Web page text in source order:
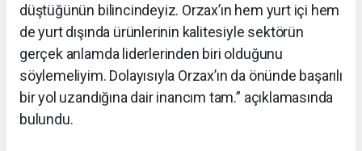
düştüğünün bilincindeyiz. Orzax’ın hem yurt içi hem
de yurt dışında ürünlerinin kalitesiyle sektörün
gerçek anlamda liderlerinden biri olduğunu
söylemeliyim. Dolayısıyla Orzax’ın da önünde başarılı
bir yol uzandığına dair inancım tam.” açıklamasında
bulundu.